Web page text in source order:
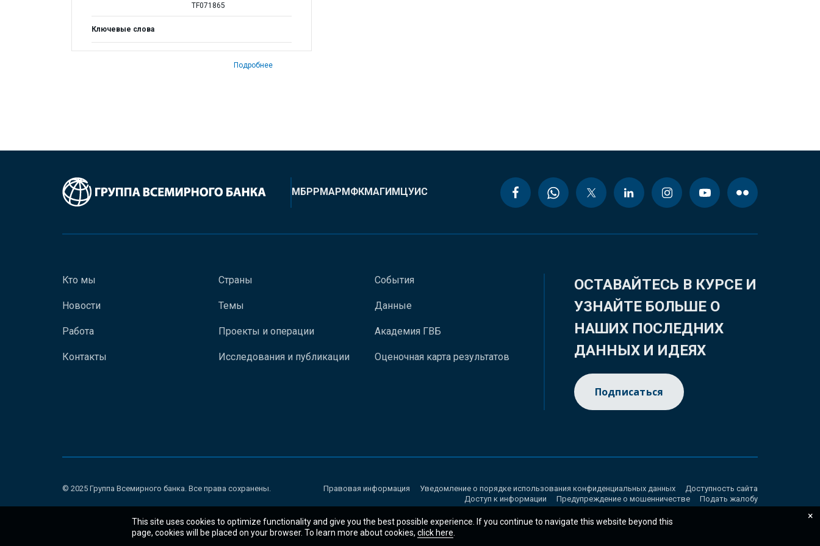
TF071865
Ключевые слова
Подробнее
МБРРМАРМФКМАГИМЦУИС
Кто мы
Новости
Работа
Контакты
Страны
Темы
Проекты и операции
Исследования и публикации
События
Данные
Академия ГВБ
Оценочная карта результатов
ОСТАВАЙТЕСЬ В КУРСЕ И
УЗНАЙТЕ БОЛЬШЕ О
НАШИХ ПОСЛЕДНИХ
ДАННЫХ И ИДЕЯХ
Подписаться
© 2025 Группа Всемирного банка. Все права сохранены. Правовая информация Уведомление о порядке использования конфиденциальных данных
Доступность сайта
Доступ к информации
Предупреждение о мошенничестве Подать жалобу
This site uses cookies to optimize functionality and give you the best possible experience. If you continue to navigate this website beyond this
page, cookies will be placed on your browser. To learn more about cookies, click here
×